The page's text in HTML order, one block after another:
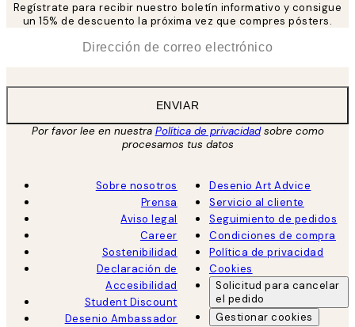
Regístrate para recibir nuestro boletín informativo y consigue
un 15% de descuento la próxima vez que compres pósters.
ENVIAR
Por favor lee en nuestra Política de privacidadsobre como
procesamos tus datos
Sobre nosotros
Prensa
Aviso legal
Career
Sostenibilidad
Declaración de
Accesibilidad
Student Discount
Desenio Ambassador
Desenio Art Advice
Servicio al cliente
Seguimiento de pedidos
Condiciones de compra
Política de privacidad
Cookies
Solicitud para cancelar
el pedido
Gestionar cookies